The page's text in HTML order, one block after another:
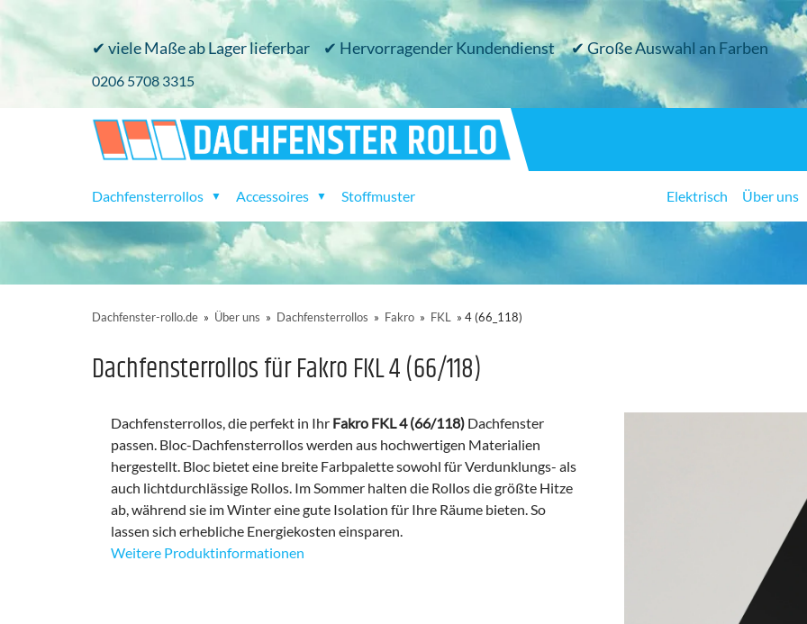
✔ viele Maße ab Lager lieferbar ✔ Hervorragender Kundendienst ✔ Große Auswahl an Farben
0206 5708 3315
Dachfensterrollos ▼ Accessoires ▼ Stoffmuster Elektrisch Über uns
Dachfenster-rollo.de » Über uns » Dachfensterrollos » Fakro » FKL » 4 (66_118)
Dachfensterrollos für Fakro FKL 4 (66/118)
Dachfensterrollos, die perfekt in Ihr Fakro FKL 4 (66/118) Dachfenster
passen. Bloc-Dachfensterrollos werden aus hochwertigen Materialien
hergestellt. Bloc bietet eine breite Farbpalette sowohl für Verdunklungs- als
auch lichtdurchlässige Rollos. Im Sommer halten die Rollos die größte Hitze
ab, während sie im Winter eine gute Isolation für Ihre Räume bieten. So
lassen sich erhebliche Energiekosten einsparen.
Weitere Produktinformationen